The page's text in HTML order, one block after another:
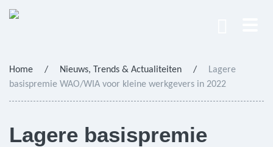
Home / Nieuws, Trends & Actualiteiten /
Lagere
basispremie WAO/WIA voor kleine werkgevers in 2022
Lagere basispremie